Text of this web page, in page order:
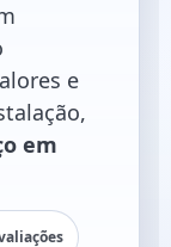
e
em